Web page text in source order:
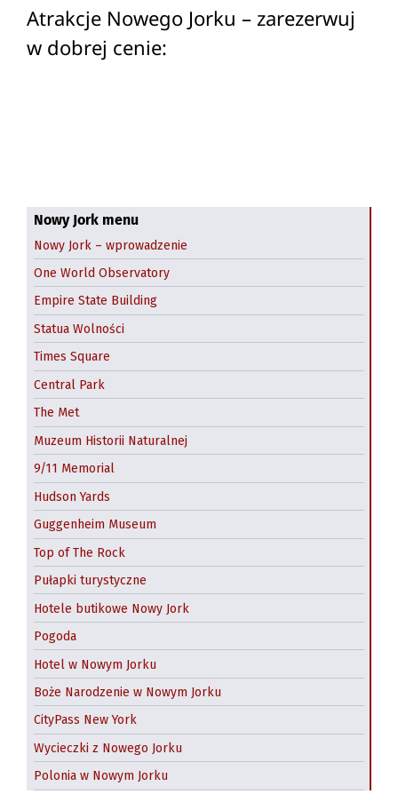
Atrakcje Nowego Jorku – zarezerwuj
w dobrej cenie:
Nowy Jork menu
Nowy Jork – wprowadzenie
One World Observatory
Empire State Building
Statua Wolności
Times Square
Central Park
The Met
Muzeum Historii Naturalnej
9/11 Memorial
Hudson Yards
Guggenheim Museum
Top of The Rock
Pułapki turystyczne
Hotele butikowe Nowy Jork
Pogoda
Hotel w Nowym Jorku
Boże Narodzenie w Nowym Jorku
CityPass New York
Wycieczki z Nowego Jorku
Polonia w Nowym Jorku